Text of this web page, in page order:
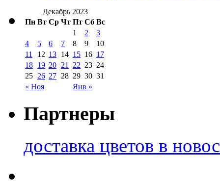
Декабрь 2023
Пн Вт Ср Чт Пт Сб Вс
« Ноя Янв »
1 2
3
4
5 6 7 8 9
10
11
12 13 14 15 16 17
18 19 20 21 22 23 24
25 26 27 28 29 30 31
Партнеры
доставка цветов в